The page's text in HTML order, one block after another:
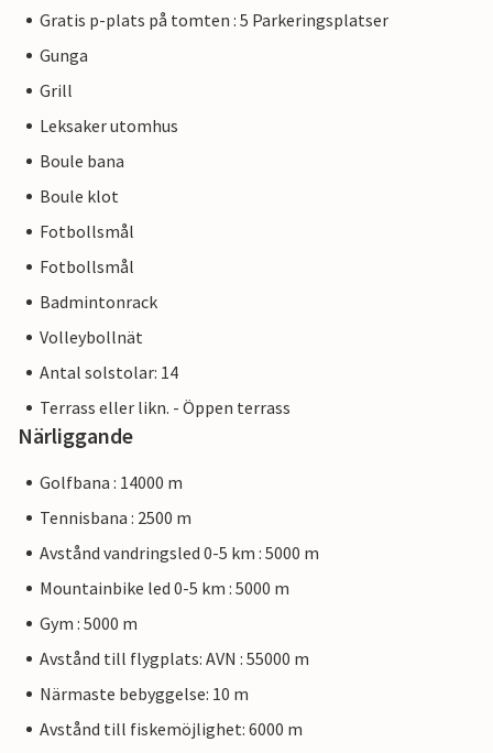
Gratis p-plats på tomten : 5 Parkeringsplatser
Gunga
Grill
Leksaker utomhus
Boule bana
Boule klot
Fotbollsmål
Fotbollsmål
Badmintonrack
Volleybollnät
Antal solstolar: 14
Terrass eller likn. - Öppen terrass
Närliggande
Golfbana : 14000 m
Tennisbana : 2500 m
Avstånd vandringsled 0-5 km : 5000 m
Mountainbike led 0-5 km : 5000 m
Gym : 5000 m
Avstånd till flygplats: AVN : 55000 m
Närmaste bebyggelse: 10 m
Avstånd till fiskemöjlighet: 6000 m